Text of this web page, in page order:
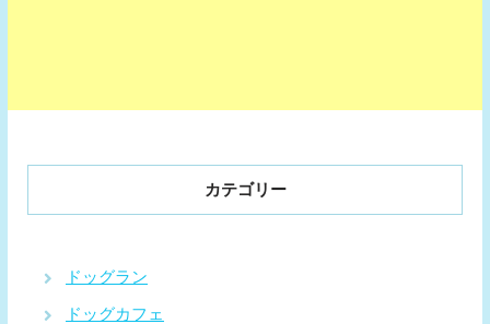
カテゴリー
ドッグラン
ドッグカフェ